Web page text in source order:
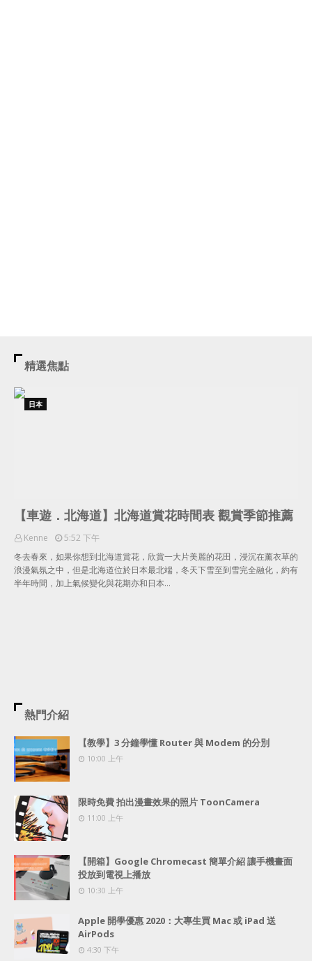
精選焦點
日本
【車遊．北海道】北海道賞花時間表 觀賞季節推薦
Kenne
5:52 下午
冬去春來，如果你想到北海道賞花，欣賞一大片美麗的花田，浸沉在薰衣草的
浪漫氣氛之中，但是北海道位於日本最北端，冬天下雪至到雪完全融化，約有
半年時間，加上氣候變化與花期亦和日本…
熱門介紹
【教學】3 分鐘學懂 Router 與 Modem 的分別
10:00 上午
限時免費 拍出漫畫效果的照片 ToonCamera
11:00 上午
【開箱】Google Chromecast 簡單介紹 讓手機畫面
投放到電視上播放
10:30 上午
Apple 開學優惠 2020：大專生買 Mac 或 iPad 送
AirPods
4:30 下午